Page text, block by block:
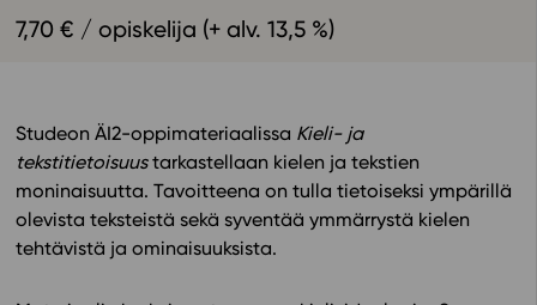
Oppikirjailijat
Eettiset periaatteet tekoälyn käyttöön
Tilaa uutiskirje
Ota yhteyttä
7,70 € / opiskelija (+ alv. 13,5 %)
Studeon ÄI2-oppimateriaalissa Kieli- ja
tekstitietoisuustarkastellaan kielen ja tekstien
moninaisuutta. Tavoitteena on tulla tietoiseksi ympärillä
olevista teksteistä sekä syventää ymmärrystä kielen
tehtävistä ja ominaisuuksista.